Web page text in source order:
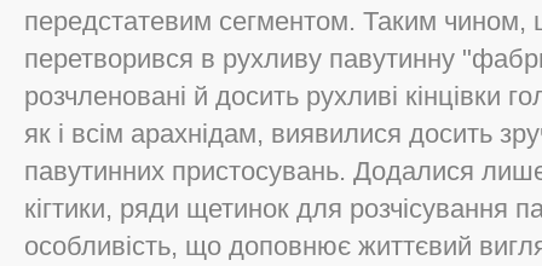
передстатевим сегментом. Таким чином,
перетворився в рухливу павутинну
розчленовані й досить рухливі кінцівки
як і всім арахнідам, виявилися досить
павутинних пристосувань. Додалися лише
кігтики, ряди щетинок для розчісування
особливість, що доповнює життєвий